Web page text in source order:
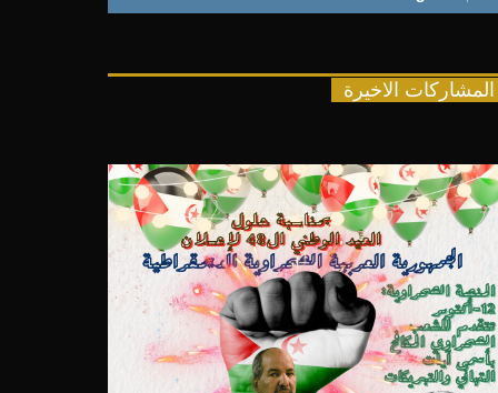
المشاركات الاخيرة